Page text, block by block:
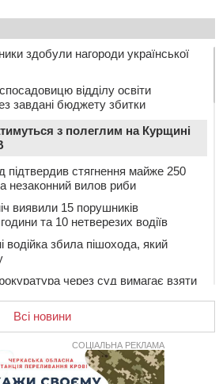
здобули нагороди української
відділу освіти
завдані бюджету збитки
з полеглим на Курщині
підтвердив стягнення майже 250
незаконний вилов риби
виявили 15 порушників
та 10 нетверезих водіїв
водійка збила пішохода, який
через суд вимагає взяти
під колесами вантажівки
для приватизації
об’єкт у центрі міста
Всі новини
СОЦІАЛЬНА РЕКЛАМА